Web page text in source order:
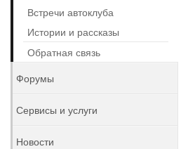
Встречи автоклуба
Истории и рассказы
Обратная связь
Форумы
Сервисы и услуги
Новости